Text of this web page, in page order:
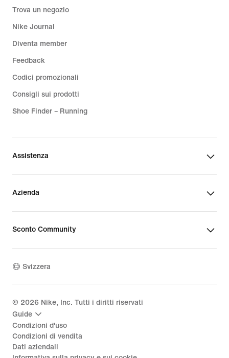
Trova un negozio
Nike Journal
Diventa member
Feedback
Codici promozionali
Consigli sui prodotti
Shoe Finder – Running
Assistenza
Azienda
Sconto Community
Svizzera
© 2026 Nike, Inc. Tutti i diritti riservati
Guide
Condizioni d'uso
Condizioni di vendita
Dati aziendali